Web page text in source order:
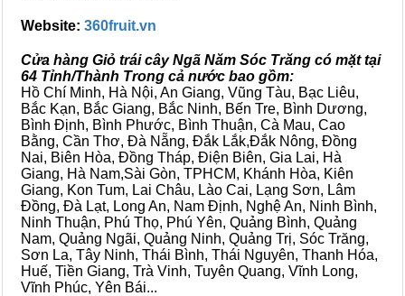
Website: 360fruit.vn
Cửa hàng Giỏ trái cây Ngã Năm Sóc Trăng có mặt tại
64 Tỉnh/Thành Trong cả nước bao gồm:
Hồ Chí Minh, Hà Nội, An Giang, Vũng Tàu, Bạc Liêu,
Bắc Kạn, Bắc Giang, Bắc Ninh, Bến Tre, Bình Dương,
Bình Định, Bình Phước, Bình Thuận, Cà Mau, Cao
Bằng, Cần Thơ, Đà Nẵng, Đắk Lắk,Đắk Nông, Đồng
Nai, Biên Hòa, Đồng Tháp, Điện Biên, Gia Lai, Hà
Giang, Hà Nam,Sài Gòn, TPHCM, Khánh Hòa, Kiên
Giang, Kon Tum, Lai Châu, Lào Cai, Lạng Sơn, Lâm
Đồng, Đà Lạt, Long An, Nam Định, Nghệ An, Ninh Bình,
Ninh Thuận, Phú Thọ, Phú Yên, Quảng Bình, Quảng
Nam, Quảng Ngãi, Quảng Ninh, Quảng Trị, Sóc Trăng,
Sơn La, Tây Ninh, Thái Bình, Thái Nguyên, Thanh Hóa,
Huế, Tiền Giang, Trà Vinh, Tuyên Quang, Vĩnh Long,
Vĩnh Phúc, Yên Bái...